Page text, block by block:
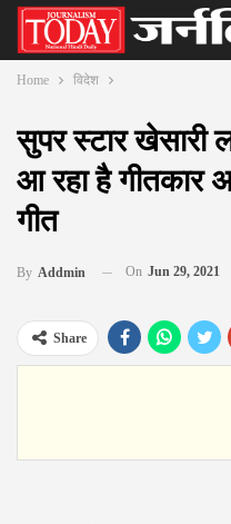
Home विदेश
सुपर स्टार खेसारी
आ रहा है गीतकार
गीत
By Addmin On Jun 29, 2021
Share